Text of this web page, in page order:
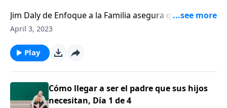
Jim Daly de Enfoque a la Familia asegura que cada
uno de nosotros tiene el anhelo de estar conectados
April 3, 2023
Play
Cómo llegar a ser el padre que sus hijos
necesitan, Día 1 de 4